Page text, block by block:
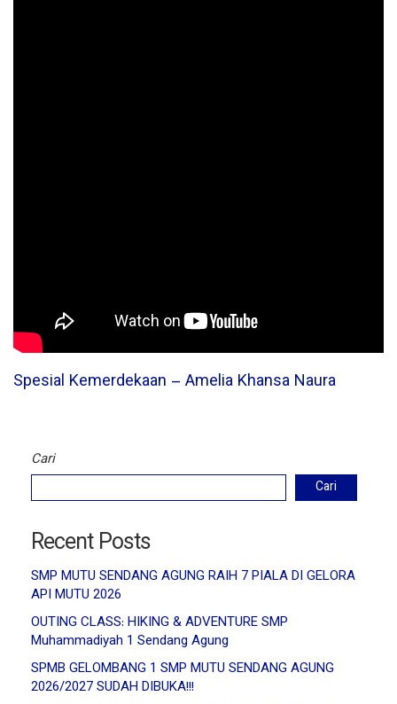
Spesial Kemerdekaan – Amelia Khansa Naura
Cari
Cari
Recent Posts
SMP MUTU SENDANG AGUNG RAIH 7 PIALA DI GELORA
API MUTU 2026
OUTING CLASS: HIKING & ADVENTURE SMP
Muhammadiyah 1 Sendang Agung
SPMB GELOMBANG 1 SMP MUTU SENDANG AGUNG
2026/2027 SUDAH DIBUKA!!!